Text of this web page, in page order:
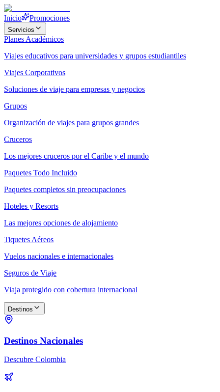
Inicio Promociones
Servicios
Planes Académicos
Viajes educativos para universidades y grupos estudiantiles
Viajes Corporativos
Soluciones de viaje para empresas y negocios
Grupos
Organización de viajes para grupos grandes
Cruceros
Los mejores cruceros por el Caribe y el mundo
Paquetes Todo Incluido
Paquetes completos sin preocupaciones
Hoteles y Resorts
Las mejores opciones de alojamiento
Tiquetes Aéreos
Vuelos nacionales e internacionales
Seguros de Viaje
Viaja protegido con cobertura internacional
Destinos
Destinos Nacionales
Descubre Colombia